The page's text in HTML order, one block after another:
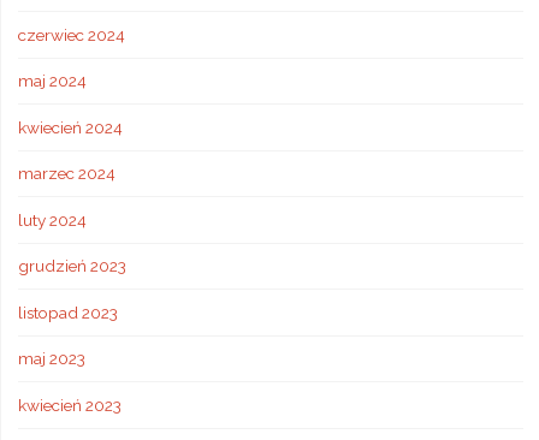
czerwiec 2024
maj 2024
kwiecień 2024
marzec 2024
luty 2024
grudzień 2023
listopad 2023
maj 2023
kwiecień 2023